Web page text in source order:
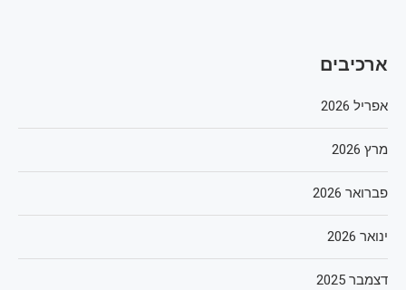
ארכיבים
אפריל 2026
מרץ 2026
פברואר 2026
ינואר 2026
דצמבר 2025